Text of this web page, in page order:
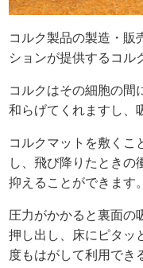
コルク製品の製造・販
ションが提供するコル
コルクはその細胞の間
和らげてくれますし、
コルクマットを敷くこ
し、飛び降りたときの
抑えることができます。
圧力がかかると裏面の
押し出し、床にピタッ
度もはがして利用でき